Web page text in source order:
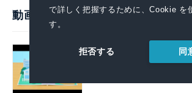
で詳しく把握するために、Cookie を
す。
拒否する 同
動画で見るプレスリリース
「環境広場さっぽろ